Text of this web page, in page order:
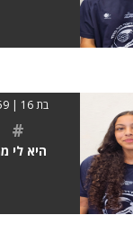
בת 16 | 1.59
#
היא לי